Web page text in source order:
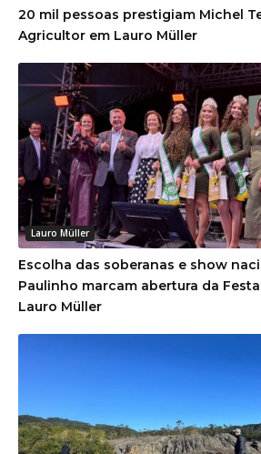
20 mil pessoas prestigiam Michel
Agricultor em Lauro Müller
Lauro Müller
Escolha das soberanas e show
Paulinho marcam abertura da
Lauro Müller